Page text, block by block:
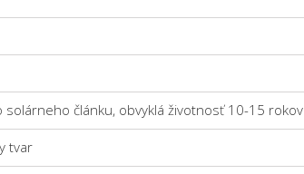
článku, obvyklá životnosť 10-15 rokov
tvar